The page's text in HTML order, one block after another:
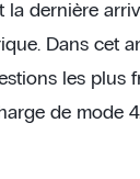
la dernière
Dans cet
les plus
de mode